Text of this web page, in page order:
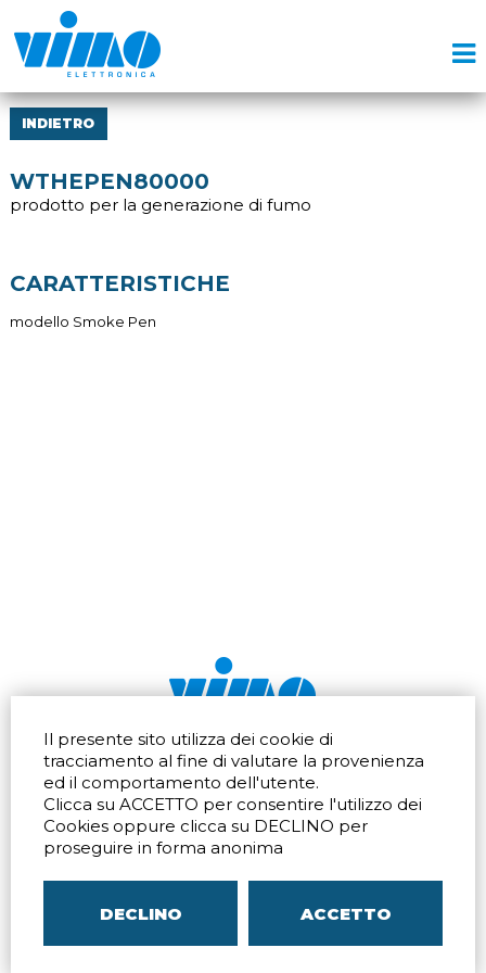
Il presente sito utilizza dei cookie di
tracciamento al fine di valutare la provenienza
ed il comportamento dell'utente.
Clicca su ACCETTO per consentire l'utilizzo dei
Cookies oppure clicca su DECLINO per
proseguire in forma anonima
DECLINO ACCETTO
INDIETRO
WTHEPEN80000
prodotto per la generazione di fumo
CARATTERISTICHE
modello Smoke Pen
Via dell'artigianato 32Q
20865 Usmate Velate (MB)
Indicazioni Stradali
Tel. +39 039 672520
Fax +39 039 672568
Email
Via Pontina 583
Roma (RM) 00128
Tel.+39 06 80079273
Indicazioni Stradali
Via San Crispino 64
Padova (PD) 35129
P.IVA00804240968 05096770150– C.C.I.A.A. di